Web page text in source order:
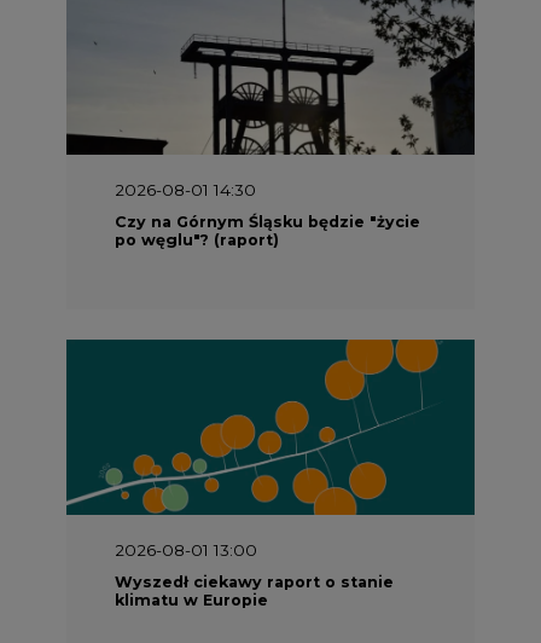
2026-08-01 14:30
Czy na Górnym Śląsku będzie "życie
po węglu"? (raport)
2026-08-01 13:00
Wyszedł ciekawy raport o stanie
klimatu w Europie